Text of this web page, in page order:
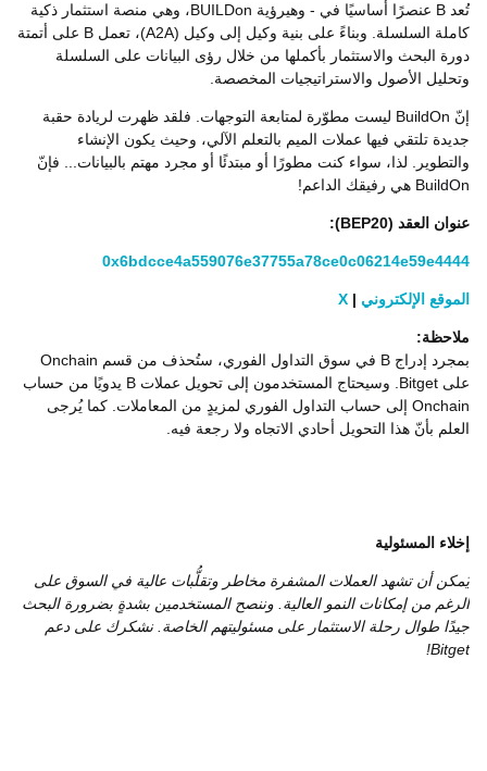
تُعد B عنصرًا أساسيًا في - وهيرؤية BUILDon، وهي منصة استثمار ذكية
كاملة السلسلة. وبناءً على بنية وكيل إلى وكيل (A2A)، تعمل B على أتمتة
دورة البحث والاستثمار بأكملها من خلال رؤى البيانات على السلسلة
وتحليل الأصول والاستراتيجيات المخصصة.
إنّ BuildOn ليست مطوّرة لمتابعة التوجهات. فلقد ظهرت لريادة حقبة
جديدة تلتقي فيها عملات الميم بالتعلم الآلي، وحيث يكون الإنشاء
والتطوير. لذا، سواء كنت مطورًا أو مبتدئًا أو مجرد مهتم بالبيانات... فإنّ
BuildOn هي رفيقك الداعم!
عنوان العقد (BEP20
):
0x6bdcce4a559076e37755a78ce0c06214e59e4444
الموقع الإلكتروني |
X
ملاحظة:
بمجرد إدراج B في سوق التداول الفوري، ستُحذف من قسم Onchain
على Bitget. وسيحتاج المستخدمون إلى تحويل عملات B يدويًا من حساب
Onchain إلى حساب التداول الفوري لمزيدٍ من المعاملات. كما يُرجى
العلم بأنّ هذا التحويل أحادي الاتجاه ولا رجعة فيه.
إخلاء المسئولية
يُمكن أن تشهد العملات المشفرة مخاطر وتقلُّبات عالية في السوق على
الرغم من إمكانات النمو العالية. وننصح المستخدمين بشدةٍ بضرورة البحث
جيدًا طوال رحلة الاستثمار على مسئوليتهم الخاصة. نشكرك على دعم
Bitget!